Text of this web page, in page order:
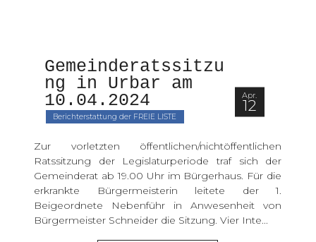
Gemeinderatssitzu
ng in Urbar am
10.04.2024
Berichterstattung der FREIE LISTE
Apr.
12
Zur vorletzten öffentlichen/nichtöffentlichen
Ratssitzung der Legislaturperiode traf sich der
Gemeinderat ab 19.00 Uhr im Bürgerhaus. Für die
erkrankte Bürgermeisterin leitete der 1.
Beigeordnete Nebenführ in Anwesenheit von
Bürgermeister Schneider die Sitzung. Vier Inte...